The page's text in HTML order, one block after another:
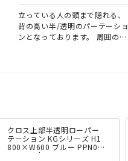
立っている人の頭まで隠れる、
背の高い半/透明のパーテーショ
ンとなっております。 周囲の光
クロス上部半透明ローパー
テーション KGシリーズ H1
800×W600 ブルー PPN06
18-S-BL | 269704